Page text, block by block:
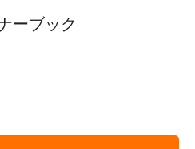
ーブック